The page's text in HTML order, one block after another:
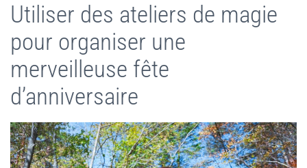
Utiliser des ateliers de magie
pour organiser une
merveilleuse fête
d’anniversaire